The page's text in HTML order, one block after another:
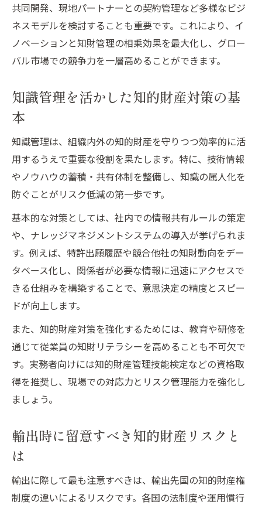
共同開発、現地パートナーとの契約管理など多様なビジ
ネスモデルを検討することも重要です。これにより、イ
ノベーションと知財管理の相乗効果を最大化し、グロー
バル市場での競争力を一層高めることができます。
知識管理を活かした知的財産対策の基
本
知識管理は、組織内外の知的財産を守りつつ効率的に活
用するうえで重要な役割を果たします。特に、技術情報
やノウハウの蓄積・共有体制を整備し、知識の属人化を
防ぐことがリスク低減の第一歩です。
基本的な対策としては、社内での情報共有ルールの策定
や、ナレッジマネジメントシステムの導入が挙げられま
す。例えば、特許出願履歴や競合他社の知財動向をデー
タベース化し、関係者が必要な情報に迅速にアクセスで
きる仕組みを構築することで、意思決定の精度とスピー
ドが向上します。
また、知的財産対策を強化するためには、教育や研修を
通じて従業員の知財リテラシーを高めることも不可欠で
す。実務者向けには知的財産管理技能検定などの資格取
得を推奨し、現場での対応力とリスク管理能力を強化し
ましょう。
輸出時に留意すべき知的財産リスクと
は
輸出に際して最も注意すべきは、輸出先国の知的財産権
制度の違いによるリスクです。各国の法制度や運用慣行